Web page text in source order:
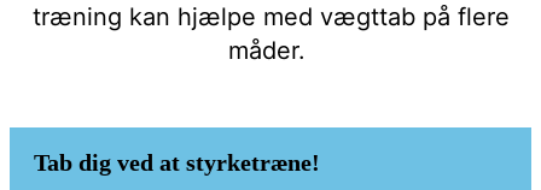
træning kan hjælpe med vægttab på flere
måder.
Tab dig ved at styrketræne!